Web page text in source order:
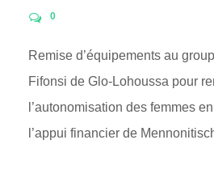
0
Remise d’équipements au
Fifonsi de Glo-Lohoussa pour
l’autonomisation des femmes
l’appui financier de